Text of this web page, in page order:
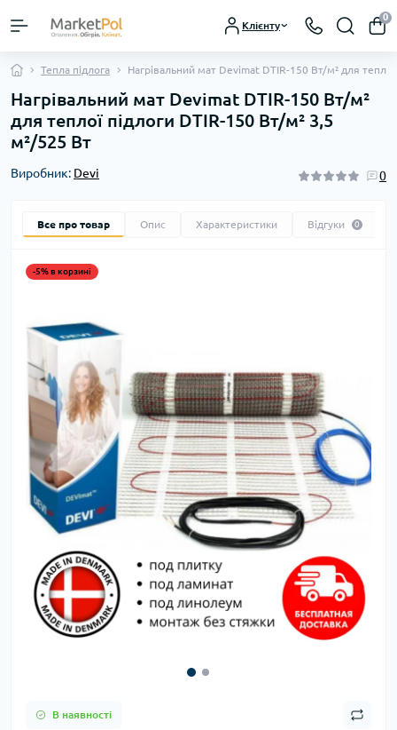
Клієнту
0
Тепла підлога Нагрівальний мат Devimat DTIR-150 Вт/м² для
Нагрівальний мат Devimat DTIR-150 Вт/м²
для теплої підлоги DTIR-150 Вт/м² 3,5
м²/525 Вт
Виробник: Devi 0
Все про товар Опис Характеристики Відгуки 0
-5% в корзині
В наявності